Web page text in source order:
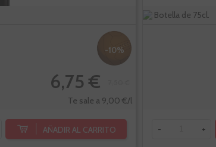
-10%
6,75 €
Te sale a 9,00 €/l
AÑADIR AL CARRITO
Botella de 75cl.
- +